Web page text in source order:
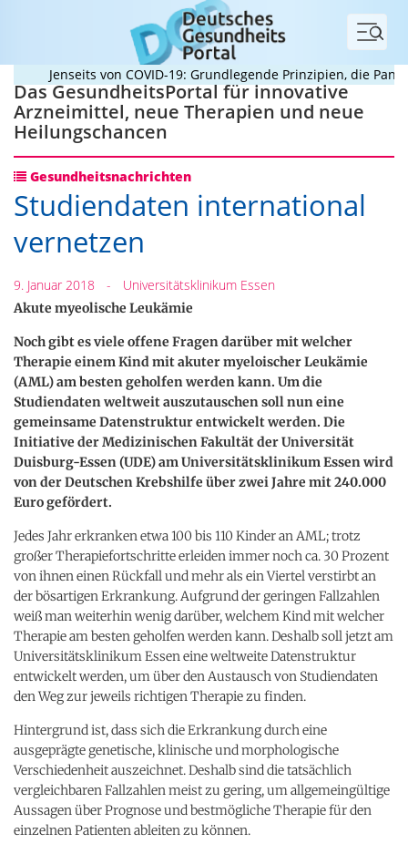
Menü
Jenseits von COVID-19: Grundlegende Prinzipien, die
Das GesundheitsPortal für innovative
Arzneimittel, neue Therapien und neue
Heilungschancen
Gesundheitsnachrichten
Studiendaten international
vernetzen
9. Januar 2018 - Universitätsklinikum Essen
Akute myeolische Leukämie
Noch gibt es viele offene Fragen darüber mit welcher
Therapie einem Kind mit akuter myeloischer Leukämie
(AML) am besten geholfen werden kann. Um die
Studiendaten weltweit auszutauschen soll nun eine
gemeinsame Datenstruktur entwickelt werden. Die
Initiative der Medizinischen Fakultät der Universität
Duisburg-Essen (UDE) am Universitätsklinikum Essen wird
von der Deutschen Krebshilfe über zwei Jahre mit 240.000
Euro gefördert.
Jedes Jahr erkranken etwa 100 bis 110 Kinder an AML; trotz
großer Therapiefortschritte erleiden immer noch ca. 30 Prozent
von ihnen einen Rückfall und mehr als ein Viertel verstirbt an
der bösartigen Erkrankung. Aufgrund der geringen Fallzahlen
weiß man weiterhin wenig darüber, welchem Kind mit welcher
Therapie am besten geholfen werden kann. Deshalb soll jetzt am
Universitätsklinikum Essen eine weltweite Datenstruktur
entwickelt werden, um über den Austausch von Studiendaten
den Weg zur jeweils richtigen Therapie zu finden.
Hintergrund ist, dass sich die Erkrankung durch eine
ausgeprägte genetische, klinische und morphologische
Verschiedenheit auszeichnet. Deshalb sind die tatsächlich
vergleichbaren Fallzahlen meist zu gering, um allgemeingültige
Aussagen über Prognose und bestmögliche Therapie für den
einzelnen Patienten ableiten zu können.